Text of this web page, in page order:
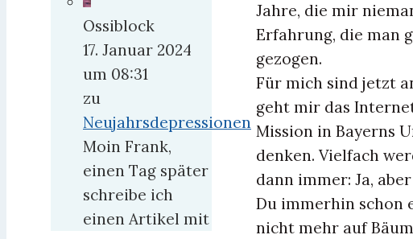
Jahre, die mir
Erfahrung, die man
gezogen.
Für mich sind jetzt
geht mir das
Mission in Bayerns
denken. Vielfach
dann immer: Ja,
Du immerhin schon
nicht mehr auf
Ossiblock
17. Januar 2024
um 08:31
zu
Neujahrsdepressionen
Moin Frank,
einen Tag später
schreibe ich
einen Artikel mit